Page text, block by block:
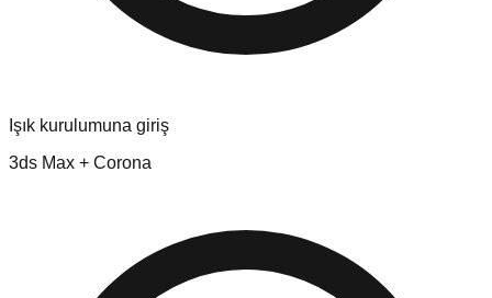
Işık kurulumuna giriş
3ds Max + Corona